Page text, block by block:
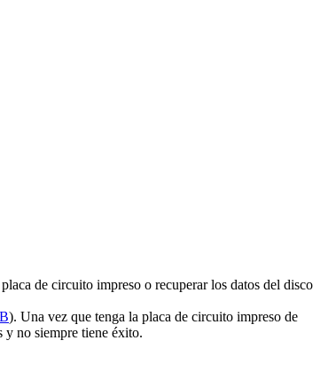
de circuito impreso o recuperar los datos del disco
). Una vez que tenga la placa de circuito impreso de
y no siempre tiene éxito.